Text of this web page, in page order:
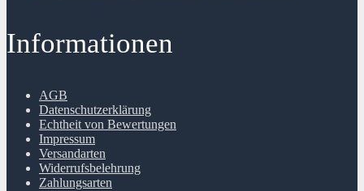
Informationen
AGB
Datenschutzerklärung
Echtheit von Bewertungen
Impressum
Versandarten
Widerrufsbelehrung
Zahlungsarten